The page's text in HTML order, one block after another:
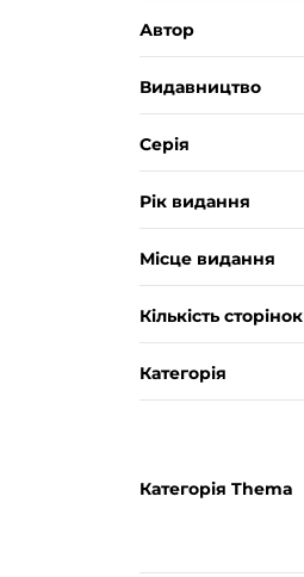
Автор
Видавництво
Серія
Рік видання
Місце видання
Кількість сторінок
Категорія
Категорія Thema